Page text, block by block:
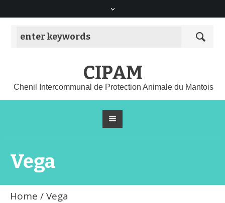
CIPAM
Chenil Intercommunal de Protection Animale du Mantois
Vega
Home /Vega